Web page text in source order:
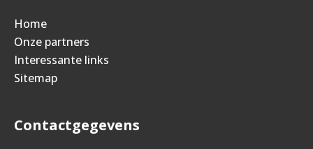
Home
Onze partners
Interessante links
Sitemap
Contactgegevens